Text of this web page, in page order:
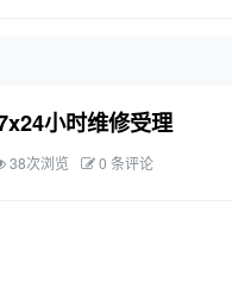
小时维修受理
38次浏览 0 条评论